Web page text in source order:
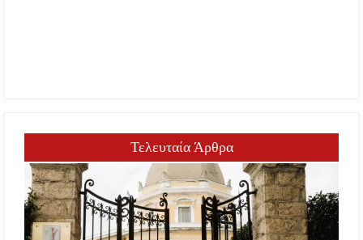
Τελευταία Άρθρα